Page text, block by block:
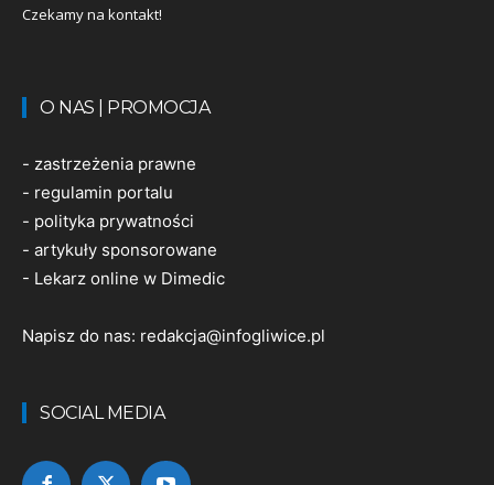
Czekamy na kontakt!
O NAS | PROMOCJA
- zastrzeżenia prawne
- regulamin portalu
- polityka prywatności
- artykuły sponsorowane
- Lekarz online w Dimedic
Napisz do nas: redakcja@infogliwice.pl
SOCIAL MEDIA